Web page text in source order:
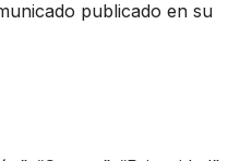
publicado en su